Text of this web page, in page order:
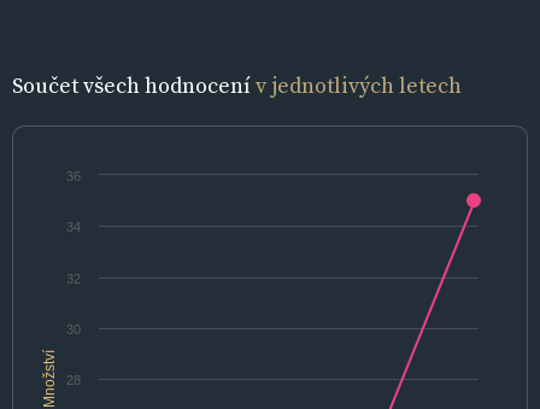
Součet všech hodnocenív jednotlivých letech
Množství 28
30
32
34
36